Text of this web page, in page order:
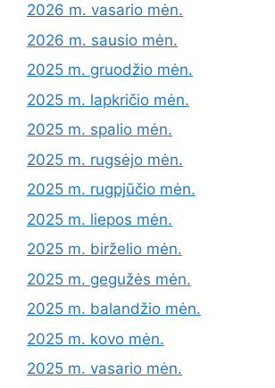
2026 m. vasario mėn.
2026 m. sausio mėn.
2025 m. gruodžio mėn.
2025 m. lapkričio mėn.
2025 m. spalio mėn.
2025 m. rugsėjo mėn.
2025 m. rugpjūčio mėn.
2025 m. liepos mėn.
2025 m. birželio mėn.
2025 m. gegužės mėn.
2025 m. balandžio mėn.
2025 m. kovo mėn.
2025 m. vasario mėn.